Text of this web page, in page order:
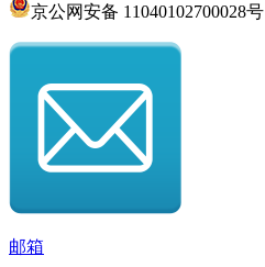
京公网安备 11040102700028号
邮箱